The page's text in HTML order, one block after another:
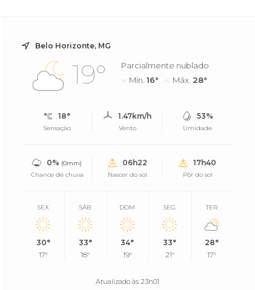
Belo Horizonte, MG
19°
Parcialmente nublado
Mín.16° Máx. 28°
18°
Sensação
1.47km/h
Vento
53%
Umidade
0% (0mm)
Chance de chuva
06h22
Nascer do sol
17h40
Pôr do sol
SEX
30°
17°
SÁB
33°
18°
DOM
34°
19°
SEG
33°
21°
TER
28°
17°
Atualizado às 23h01